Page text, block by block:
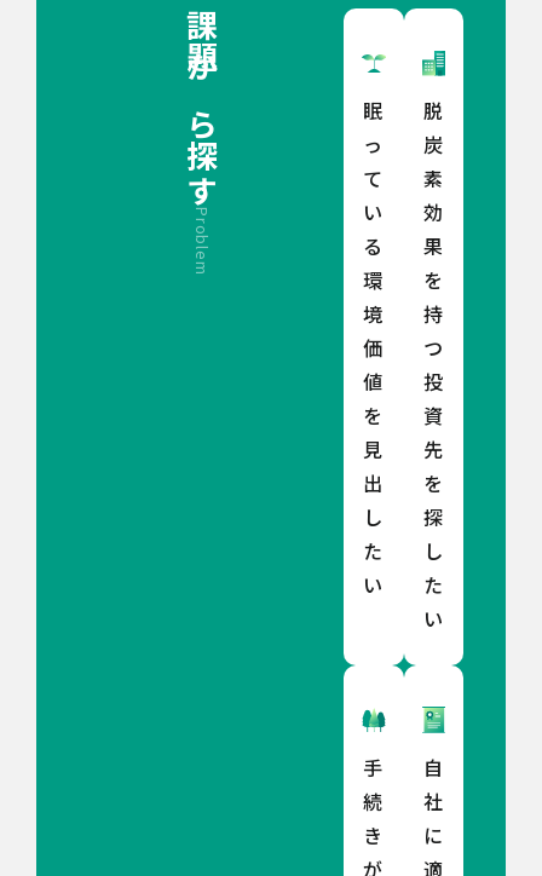
課題から探す
Problem
眠
っ
て
い
る
環
境
価
値
を
見
出
し
た
い
脱
炭
素
効
果
を
持
つ
投
資
先
を
探
し
た
い
手
続
き
が
自
社
に
適